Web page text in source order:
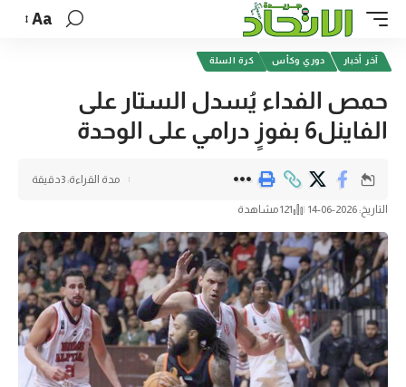
Aa
آخر أخبار دوري وكأس كرة السلة
حمص الفداء يُسدل الستار على
الفاينل6 بفوزٍ درامي على الوحدة
التاريخ: 2026-06-14 121 مشاهدة
مدة القراءة: 3دقيقة